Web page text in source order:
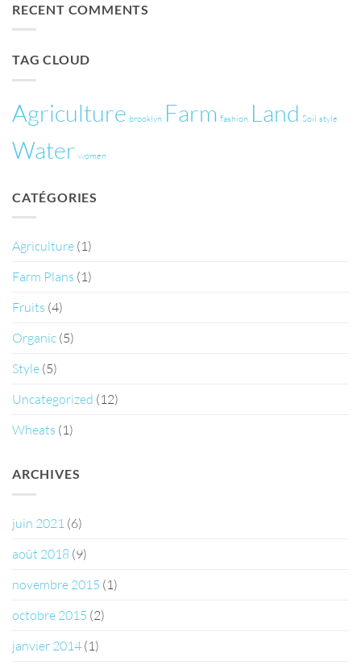
The
RECENT COMMENTS
TAG CLOUD
Agriculture brooklyn Farm fashion Land Soil style
Water women
CATÉGORIES
Agriculture (1)
Farm Plans (1)
Fruits (4)
Organic (5)
Style (5)
Uncategorized (12)
Wheats (1)
ARCHIVES
juin 2021 (6)
août 2018 (9)
novembre 2015 (1)
octobre 2015 (2)
janvier 2014 (1)